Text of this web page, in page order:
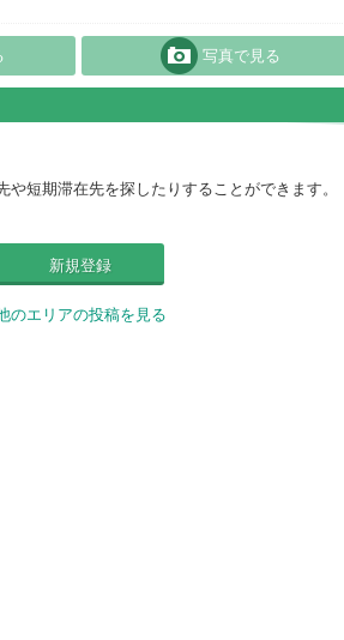
写真で見る
短期滞在先を探したりすることができます。
新規登録
のエリアの投稿を見る